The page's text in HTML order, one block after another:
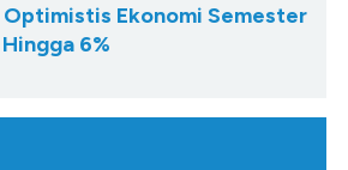
Ekonomi Semester
6%